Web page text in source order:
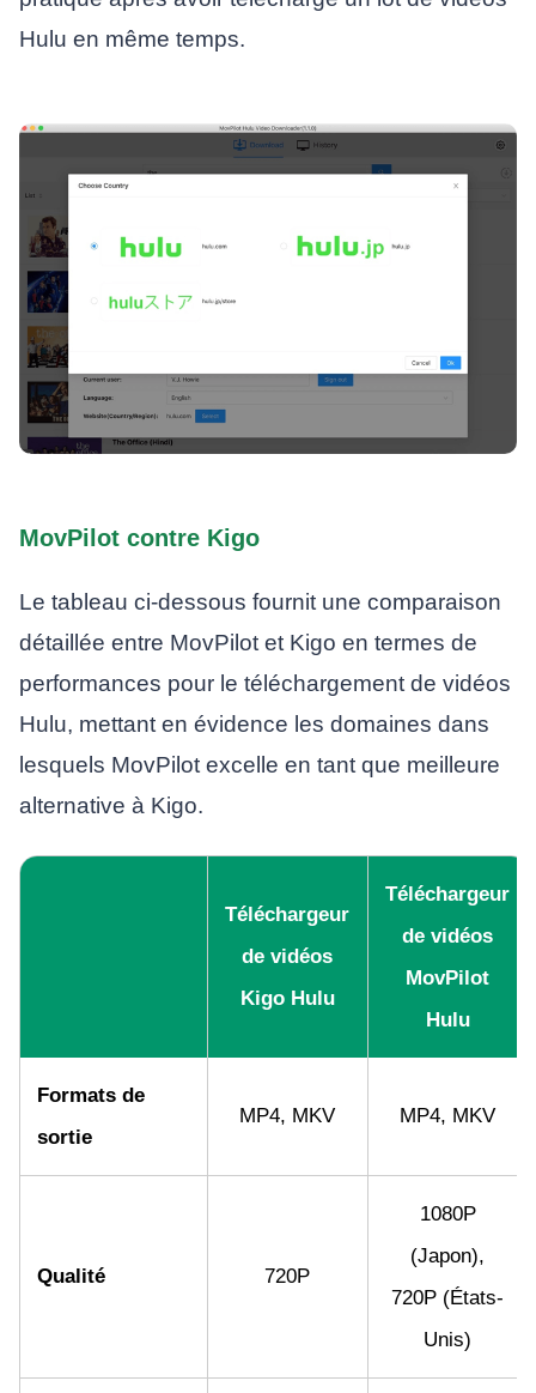
Hulu en même temps.
MovPilot contre Kigo
Le tableau ci-dessous fournit une comparaison
détaillée entre MovPilot et Kigo en termes de
performances pour le téléchargement de vidéos
Hulu, mettant en évidence les domaines dans
lesquels MovPilot excelle en tant que meilleure
alternative à Kigo.
Téléchargeur
de vidéos
Kigo Hulu
Téléchargeur
de vidéos
MovPilot
Hulu
Formats de
sortie
MP4, MKV MP4, MKV
Qualité 720P
1080P
(Japon),
720P (États-
Unis)